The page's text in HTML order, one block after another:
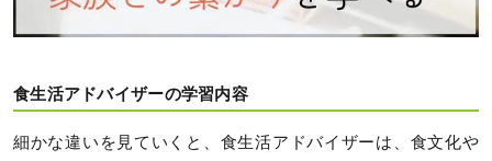
食生活アドバイザーの学習内容
細かな違いを見ていくと、食生活アドバイザーは、食文化や